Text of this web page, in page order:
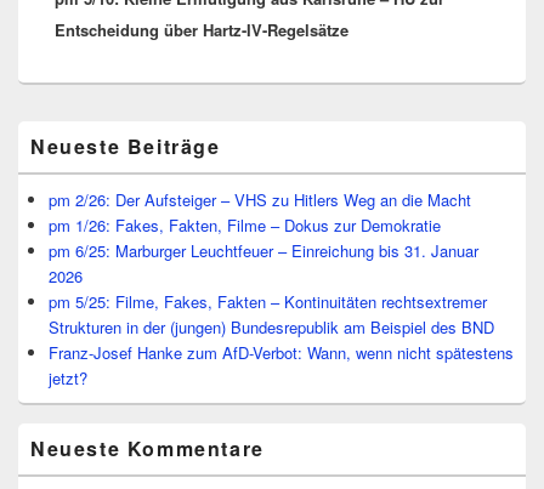
Entscheidung über Hartz-IV-Regelsätze
Seitenleisten
Widget-
Bereich
Neueste Beiträge
pm 2/26: Der Aufsteiger – VHS zu Hitlers Weg an die Macht
pm 1/26: Fakes, Fakten, Filme – Dokus zur Demokratie
pm 6/25: Marburger Leuchtfeuer – Einreichung bis 31. Januar
2026
pm 5/25: Filme, Fakes, Fakten – Kontinuitäten rechtsextremer
Strukturen in der (jungen) Bundesrepublik am Beispiel des BND
Franz-Josef Hanke zum AfD-Verbot: Wann, wenn nicht spätestens
jetzt?
Neueste Kommentare